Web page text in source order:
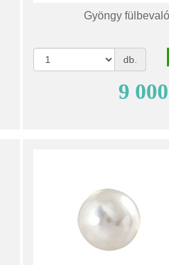
Gyöngy
db.
9